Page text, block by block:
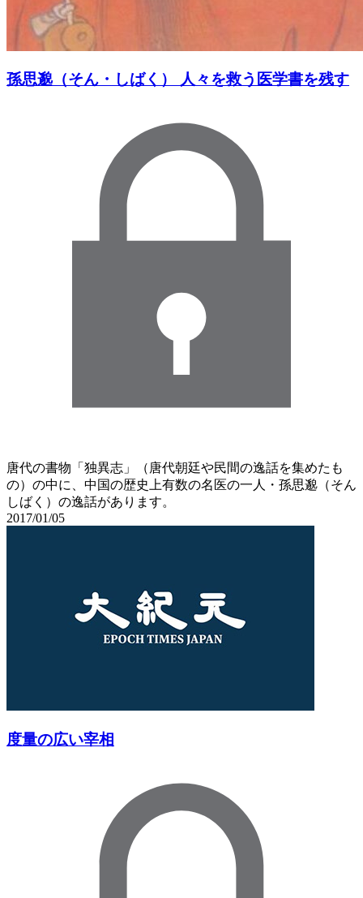
孫思邈（そん・しばく） 人々を救う医学書を残す
唐代の書物「独異志」（唐代朝廷や民間の逸話を集めたも
の）の中に、中国の歴史上有数の名医の一人・孫思邈（そん
しばく）の逸話があります。
2017/01/05
度量の広い宰相